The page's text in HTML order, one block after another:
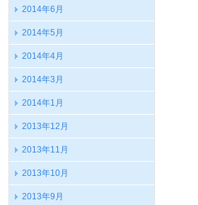
2014年6月
2014年5月
2014年4月
2014年3月
2014年1月
2013年12月
2013年11月
2013年10月
2013年9月